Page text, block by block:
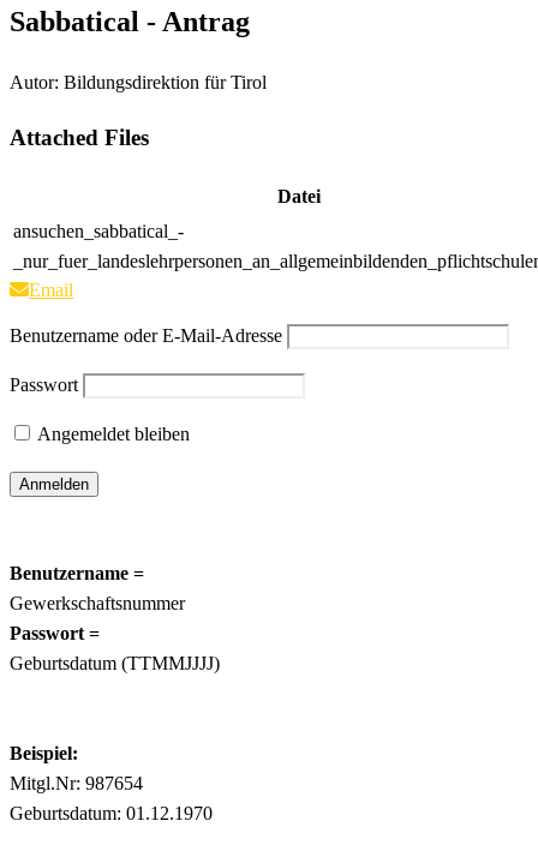
Sabbatical - Antrag
Autor: Bildungsdirektion für Tirol
Attached Files
Datei
ansuchen_sabbatical_-
Email
Benutzername oder E-Mail-Adresse
Passwort
Angemeldet bleiben
Benutzername =
Gewerkschaftsnummer
Passwort =
Geburtsdatum (TTMMJJJJ)
Beispiel:
Mitgl.Nr: 987654
Geburtsdatum: 01.12.1970